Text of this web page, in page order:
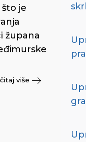
je
župana
više